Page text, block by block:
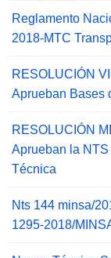
Reglamento
2018-MTC
RESOLUCIÓN
Aprueban Bases
RESOLUCIÓN
Aprueban la NTS
Técnica
Nts 144 minsa/
1295-2018/